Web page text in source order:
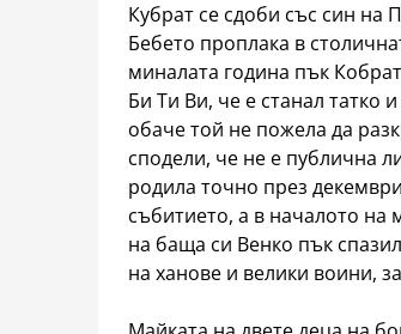
Кубрат се сдоби със син на
Бебето проплака в
миналата година пък
Би Ти Ви, че е станал
обаче той не пожела да
сподели, че не е публична
родила точно през
събитието, а в началото на
на баща си Венко пък
на ханове и велики воини,